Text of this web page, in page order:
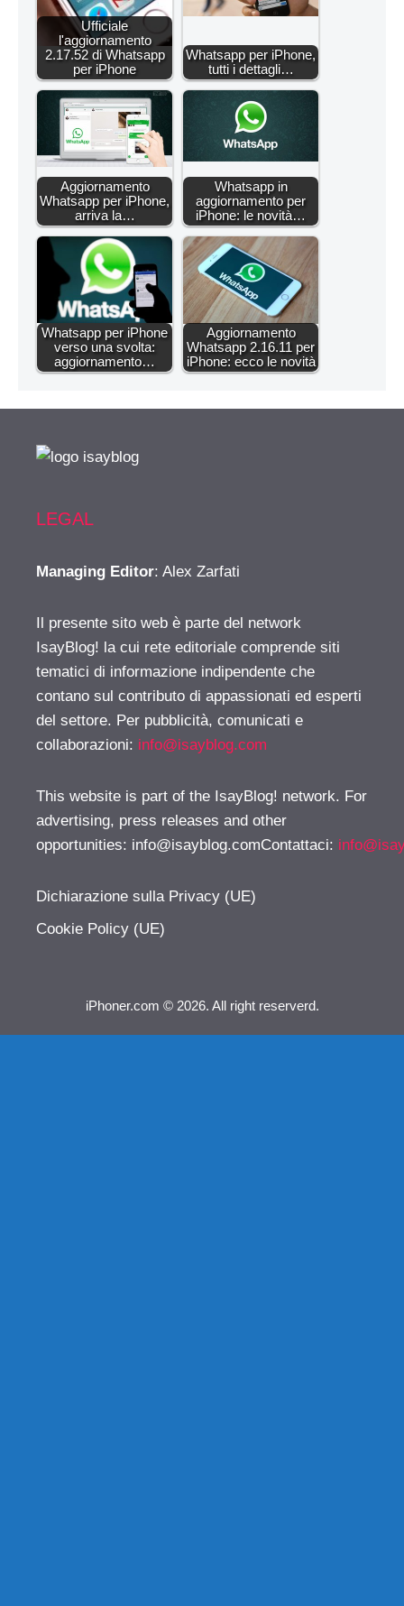
Ufficiale
l'aggiornamento
2.17.52 di Whatsapp
per iPhone
Whatsapp per iPhone,
tutti i dettagli…
Aggiornamento
Whatsapp per iPhone,
arriva la…
Whatsapp in
aggiornamento per
iPhone: le novità…
Whatsapp per iPhone
verso una svolta:
aggiornamento…
Aggiornamento
Whatsapp 2.16.11 per
iPhone: ecco le novità
LEGAL
Managing Editor: Alex Zarfati
Il presente sito web è parte del network
IsayBlog! la cui rete editoriale comprende siti
tematici di informazione indipendente che
contano sul contributo di appassionati ed esperti
del settore. Per pubblicità, comunicati e
collaborazioni: info@isayblog.com
This website is part of the IsayBlog! network. For
advertising, press releases and other
opportunities: info@isayblog.comContattaci:
Dichiarazione sulla Privacy (UE)
Cookie Policy (UE)
iPhoner.com © 2026. All right reserverd.